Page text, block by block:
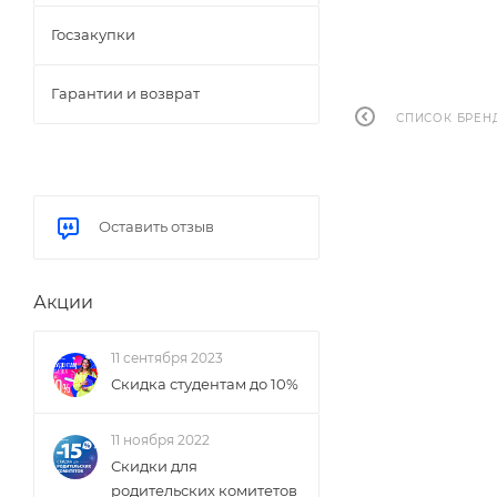
СПИСОК
Госзакупки
Гарантии и возврат
Оставить отзыв
Акции
11 сентября 2023
Скидка студентам до 10%
11 ноября 2022
Скидки для
родительских комитетов